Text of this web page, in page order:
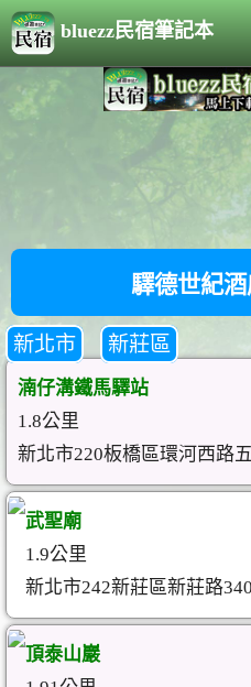
bluezz民宿筆記本
驛德世紀
新北市 新莊區
湳仔溝鐵馬驛站
1.8公里
新北市220板橋區環河西路
武聖廟
1.9公里
新北市242新莊區新莊路
頂泰山巖